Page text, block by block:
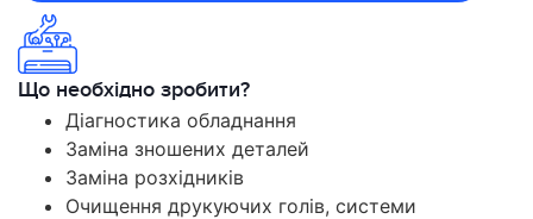
Що необхідно зробити?
Діагностика обладнання
Заміна зношених деталей
Заміна розхідників
Очищення друкуючих голів, системи